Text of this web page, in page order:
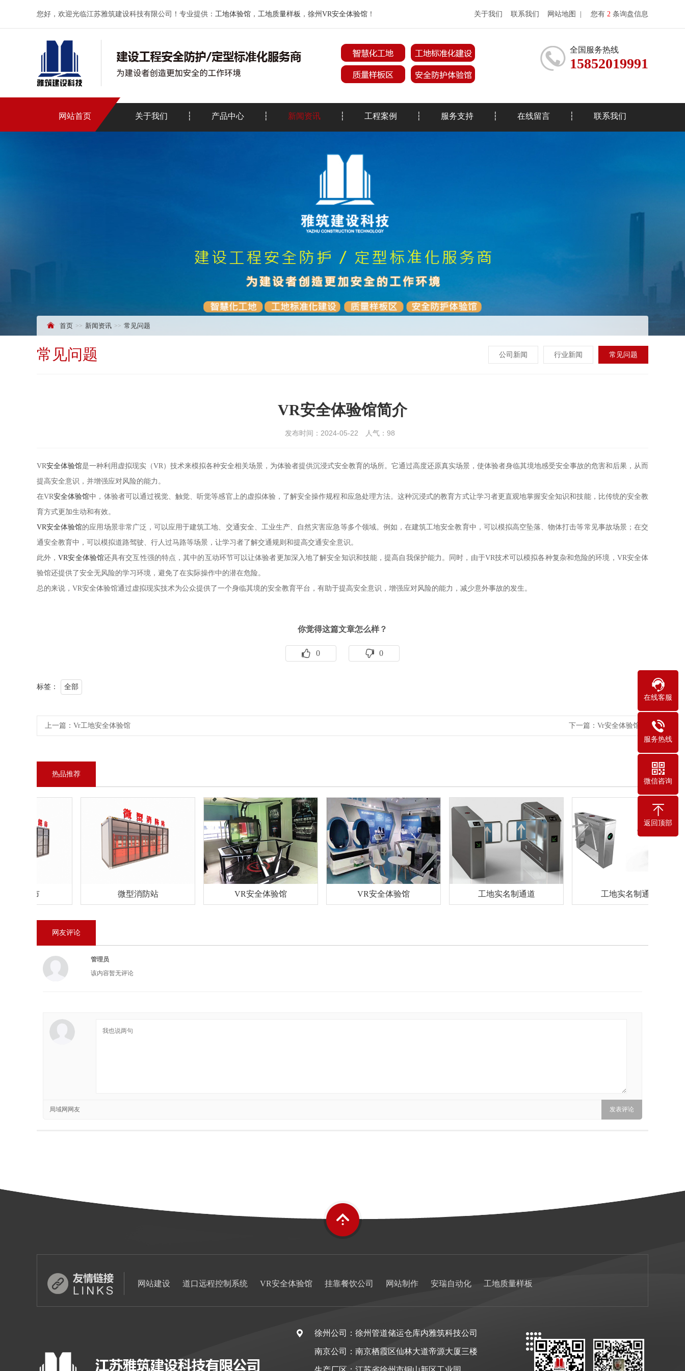
您好，欢迎光临江苏雅筑建设科技有限公司！专业提供： 工地体验馆 ， 工地质量样板 ， 徐州VR安全体验馆 ！ 关于我们 联系我们 网站地图 您有 2 条询盘信息
全国服务热线
15852019991
网站首页 关于我们 产品中心 新闻资讯 工程案例 服务支持 在线留言 联系我们
首页 新闻资讯 常见问题
常见问题 公司新闻 行业新闻 常见问题
VR安全体验馆简介
发布时间：2024-05-22 人气： 98
VR安全体验馆是一种利用虚拟现实（VR）技术来模拟各种安全相关场景，为体验者提供沉浸式安全教育的场所。它通过高度还原真实场景，使体验者身临其境地感受安全事故的危害和后果，从而
提高安全意识，并增强应对风险的能力。
在VR安全体验馆中，体验者可以通过视觉、触觉、听觉等感官上的虚拟体验，了解安全操作规程和应急处理方法。这种沉浸式的教育方式让学习者更直观地掌握安全知识和技能，比传统的安全教
育方式更加生动和有效。
VR安全体验馆的应用场景非常广泛，可以应用于建筑工地、交通安全、工业生产、自然灾害应急等多个领域。例如，在建筑工地安全教育中，可以模拟高空坠落、物体打击等常见事故场景；在交
通安全教育中，可以模拟道路驾驶、行人过马路等场景，让学习者了解交通规则和提高交通安全意识。
此外，VR安全体验馆还具有交互性强的特点，其中的互动环节可以让体验者更加深入地了解安全知识和技能，提高自我保护能力。同时，由于VR技术可以模拟各种复杂和危险的环境，VR安全体
验馆还提供了安全无风险的学习环境，避免了在实际操作中的潜在危险。
总的来说，VR安全体验馆通过虚拟现实技术为公众提供了一个身临其境的安全教育平台，有助于提高安全意识，增强应对风险的能力，减少意外事故的发生。
你觉得这篇文章怎么样？
0 0
标签： 全部
上一篇： Vr工地安全体验馆 下一篇： Vr安全体验馆
热品推荐
微型消防站 VR安全体验馆 VR安全体验馆 工地实名制通道 工地实名制通道
网友评论
管理员
该内容暂无评论
局域网网友
网站建设 道口远程控制系统 VR安全体验馆 挂靠餐饮公司 网站制作 安瑞自动化 工地质量样板
徐州公司：徐州管道储运仓库内雅筑科技公司
南京公司：南京栖霞区仙林大道帝源大厦三楼
在线客服
服务热线
微信咨询
返回顶部